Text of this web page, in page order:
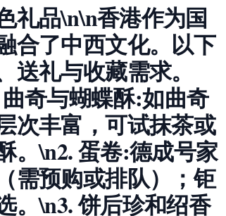
礼品\n\n香港作为国
合了中西文化。以下
礼与收藏需求。
曲奇与蝴蝶酥:如曲奇
次丰富，可试抹茶或
。\n2.蛋卷:德成号家
需预购或排队）；钜
。\n3.饼后珍和绍香